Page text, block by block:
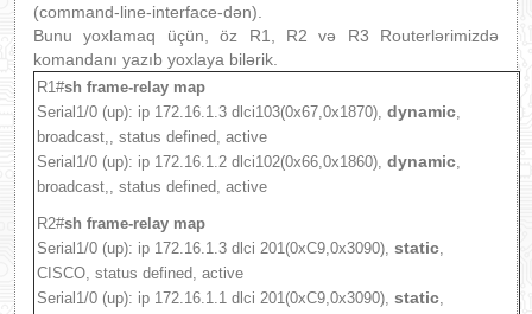
(command-line-interface-dən).
Bunu yoxlamaq üçün, öz R1, R2 və R3 Routerlərimizdə
komandanı yazıb yoxlaya bilərik.
R1#sh frame-relay map
Serial1/0 (up): ip 172.16.1.3 dlci103(0x67,0x1870), dynamic,
broadcast,, status defined, active
Serial1/0 (up): ip 172.16.1.2 dlci102(0x66,0x1860), dynamic,
broadcast,, status defined, active
R2#sh frame-relay map
Serial1/0 (up): ip 172.16.1.3 dlci 201(0xC9,0x3090), static,
CISCO, status defined, active
Serial1/0 (up): ip 172.16.1.1 dlci 201(0xC9,0x3090), static,